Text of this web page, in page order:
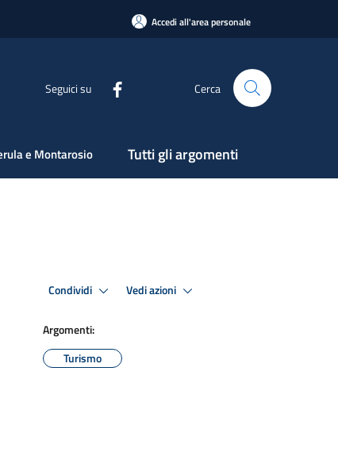
Accedi all'area personale
Seguici su Cerca
e Montarosio Tutti gli argomenti
Condividi Vedi azioni
Argomenti:
Turismo